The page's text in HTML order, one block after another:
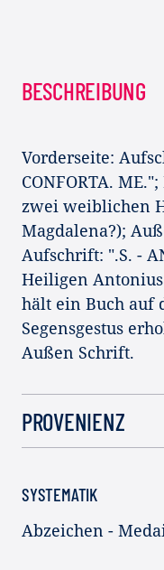
BESCHREIBUNG
Vorderseite:
CONFORTA.
zwei weiblichen
Magdalena?);
Aufschrift: ".S. -
Heiligen
hält ein Buch auf
Segensgestus
Außen Schrift.
PROVENIENZ
SYSTEMATIK
Abzeichen -